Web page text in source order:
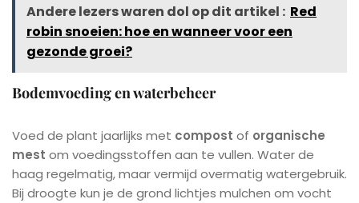
Andere lezers waren dol op dit artikel : Red
robin snoeien: hoe en wanneer voor een
gezonde groei?
Bodemvoeding en waterbeheer
Voed de plant jaarlijks met compost of organische
mest om voedingsstoffen aan te vullen. Water de
haag regelmatig, maar vermijd overmatig watergebruik.
Bij droogte kun je de grond lichtjes mulchen om vocht